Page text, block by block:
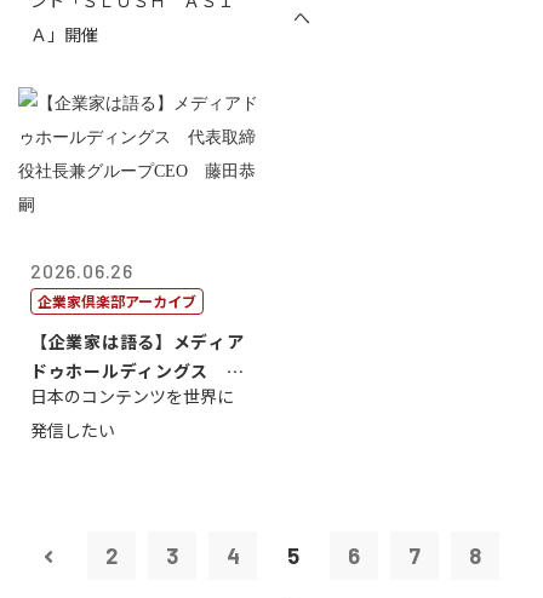
Ａ」開催
へ
2026.06.26
企業家倶楽部アーカイブ
【企業家は語る】メディア
ドゥホールディングス 代
表取締役社長...
日本のコンテンツを世界に
発信したい
2 3 4 5 6 7 8